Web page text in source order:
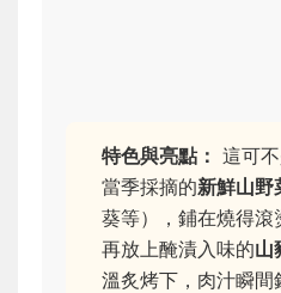
特色與亮點： 這可
當季採摘的新鮮山野
葵等），鋪在燒得滾
再放上醃漬入味的山
溫炙烤下，肉汁瞬